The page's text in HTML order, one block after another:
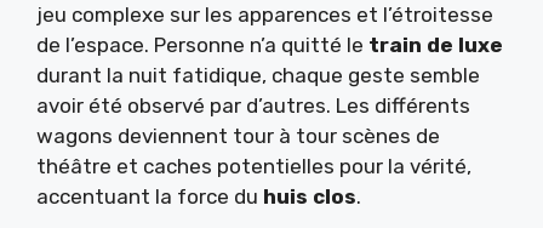
jeu complexe sur les apparences et l’étroitesse
de l’espace. Personne n’a quitté le train de luxe
durant la nuit fatidique, chaque geste semble
avoir été observé par d’autres. Les différents
wagons deviennent tour à tour scènes de
théâtre et caches potentielles pour la vérité,
accentuant la force du huis clos.